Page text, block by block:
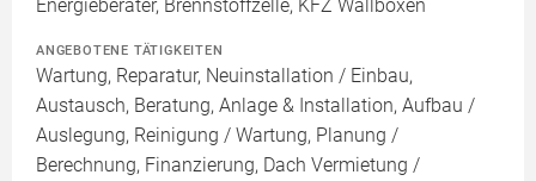
Energieberater, Brennstoffzelle, KFZ Wallboxen
ANGEBOTENE TÄTIGKEITEN
Wartung, Reparatur, Neuinstallation / Einbau,
Austausch, Beratung, Anlage & Installation, Aufbau /
Auslegung, Reinigung / Wartung, Planung /
Berechnung, Finanzierung, Dach Vermietung /